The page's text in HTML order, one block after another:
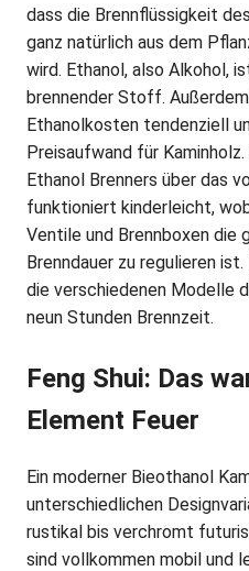
dass die Brennflüssigkeit
ganz natürlich aus dem
wird. Ethanol, also Alkohol,
brennender Stoff.
Ethanolkosten tendenziell
Preisaufwand für
Ethanol Brenners über das
funktioniert kinderleicht,
Ventile und Brennboxen die
Brenndauer zu regulieren
die verschiedenen Modelle
neun Stunden Brennzeit.
Feng Shui: Das
Element Feuer
Ein moderner Bieothanol
unterschiedlichen
rustikal bis verchromt
sind vollkommen mobil und